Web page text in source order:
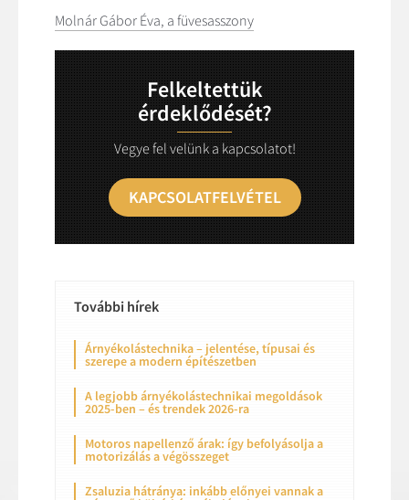
Molnár Gábor Éva, a füvesasszony
Felkeltettük
érdeklődését?
Vegye fel velünk a kapcsolatot!
KAPCSOLATFELVÉTEL
További hírek
Árnyékolástechnika – jelentése, típusai és
szerepe a modern építészetben
A legjobb árnyékolástechnikai megoldások
2025-ben – és trendek 2026-ra
Motoros napellenző árak: így befolyásolja a
motorizálás a végösszeget
Zsaluzia hátránya: inkább előnyei vannak a